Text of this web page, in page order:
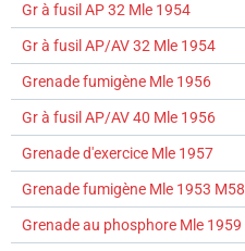
Gr à fusil AP 32 Mle 1954
Gr à fusil AP/AV 32 Mle 1954
Grenade fumigène Mle 1956
Gr à fusil AP/AV 40 Mle 1956
Grenade d'exercice Mle 1957
Grenade fumigène Mle 1953 M58
Grenade au phosphore Mle 1959